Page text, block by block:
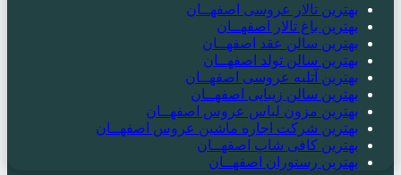
بهترین تالار عروسی اصفهــان
بهترین باغ تالار اصفهــان
بهترین سالن عقد اصفهــان
بهترین سالن تولد اصفهــان
بهترین آتلیه عروسی اصفهــان
بهترین سالن زیبایی اصفهــان
بهترین مزون لباس عروس اصفهــان
بهترین شرکت اجاره ماشین عروس اصفهــان
بهترین کافی شاپ اصفهــان
بهترین رستوران اصفهــان